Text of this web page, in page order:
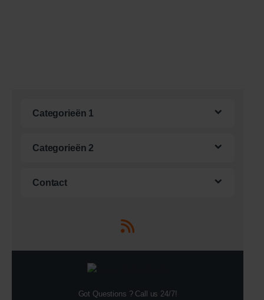
Categorieën 1
Categorieën 2
Contact
Got Questions ? Call us 24/7!